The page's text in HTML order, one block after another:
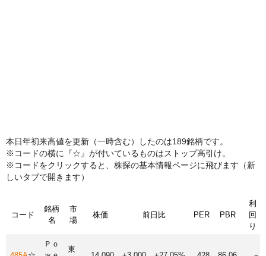
本日年初来高値を更新（一時含む）したのは189銘柄です。
※コードの横に『☆』が付いているものはストップ高引け。
※コードをクリックすると、株探の基本情報ページに飛びます（新
しいタブで開きます）
コード
銘柄
名
市
場
株価 前日比 PER PBR
利
回
り
Ｐｏ
東